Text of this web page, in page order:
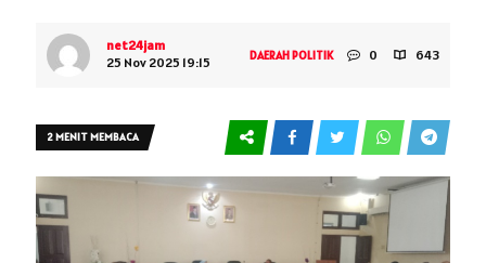
net24jam
25 Nov 2025 19:15
DAERAHPOLITIK 0 643
2 MENIT MEMBACA